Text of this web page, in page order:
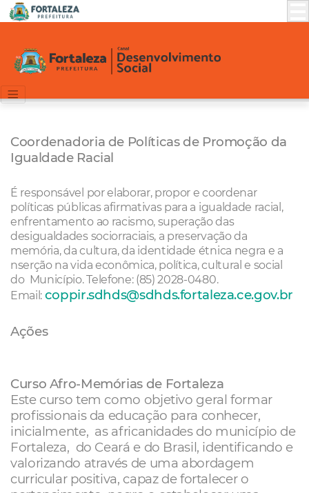
Coordenadoria de Políticas de Promoção da
Igualdade Racial
É responsável por elaborar, propor e coordenar
políticas públicas afirmativas para a igualdade racial,
enfrentamento ao racismo, superação das
desigualdades sociorraciais, a preservação da
memória, da cultura, da identidade étnica negra e a
nserção na vida econômica, política, cultural e social
do Município. Telefone: (85) 2028-0480.
Email: coppir.sdhds@sdhds.fortaleza.ce.gov.br
Ações
Curso Afro-Memórias de Fortaleza
Este curso tem como objetivo geral formar
profissionais da educação para conhecer,
inicialmente, as africanidades do município de
Fortaleza, do Ceará e do Brasil, identificando e
valorizando através de uma abordagem
curricular positiva, capaz de fortalecer o